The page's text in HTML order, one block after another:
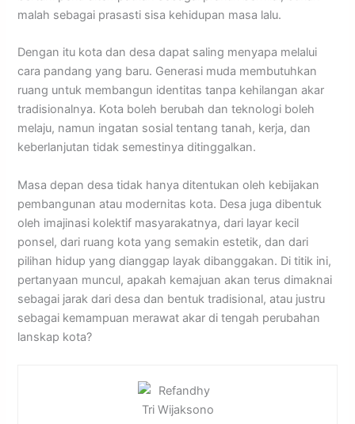
malah sebagai prasasti sisa kehidupan masa lalu.
Dengan itu kota dan desa dapat saling menyapa melalui
cara pandang yang baru. Generasi muda membutuhkan
ruang untuk membangun identitas tanpa kehilangan akar
tradisionalnya. Kota boleh berubah dan teknologi boleh
melaju, namun ingatan sosial tentang tanah, kerja, dan
keberlanjutan tidak semestinya ditinggalkan.
Masa depan desa tidak hanya ditentukan oleh kebijakan
pembangunan atau modernitas kota. Desa juga dibentuk
oleh imajinasi kolektif masyarakatnya, dari layar kecil
ponsel, dari ruang kota yang semakin estetik, dan dari
pilihan hidup yang dianggap layak dibanggakan. Di titik ini,
pertanyaan muncul, apakah kemajuan akan terus dimaknai
sebagai jarak dari desa dan bentuk tradisional, atau justru
sebagai kemampuan merawat akar di tengah perubahan
lanskap kota?